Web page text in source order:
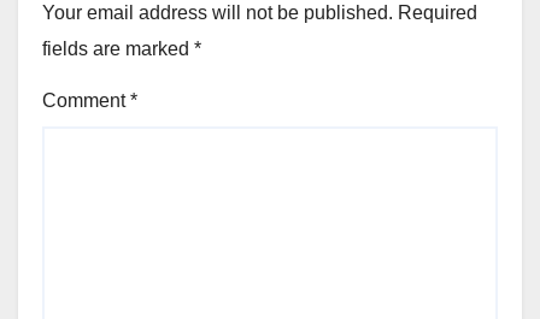
Your email address will not be published. Required
fields are marked *
Comment*